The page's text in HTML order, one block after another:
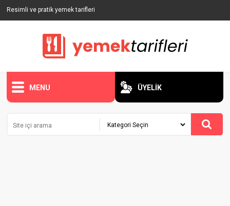
Resimli ve pratik yemek tarifleri
MENU ÜYELİK